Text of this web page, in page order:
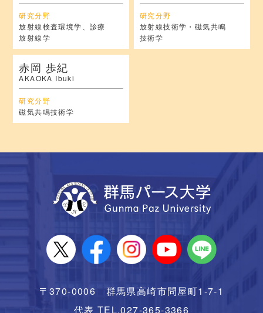
研究分野
放射線検査環境学、診療
放射線学
研究分野
放射線技術学・磁気共鳴
技術学
赤岡 歩紀
AKAOKA Ibuki
研究分野
磁気共鳴技術学
〒370-0006 群馬県高崎市問屋町1-7-1
代表 TEL.027-365-3366